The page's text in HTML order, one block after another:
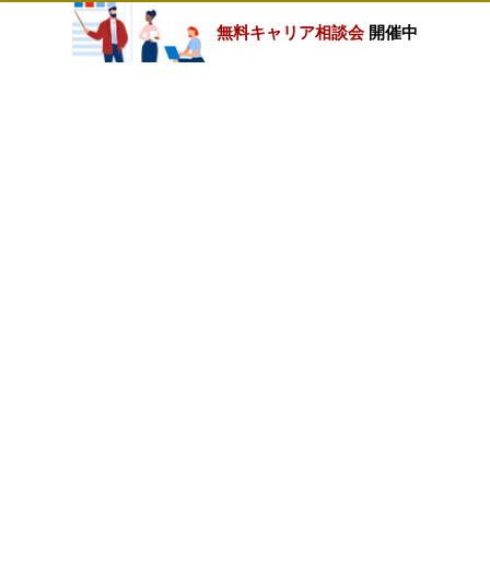
無料キャリア相談会 開催中